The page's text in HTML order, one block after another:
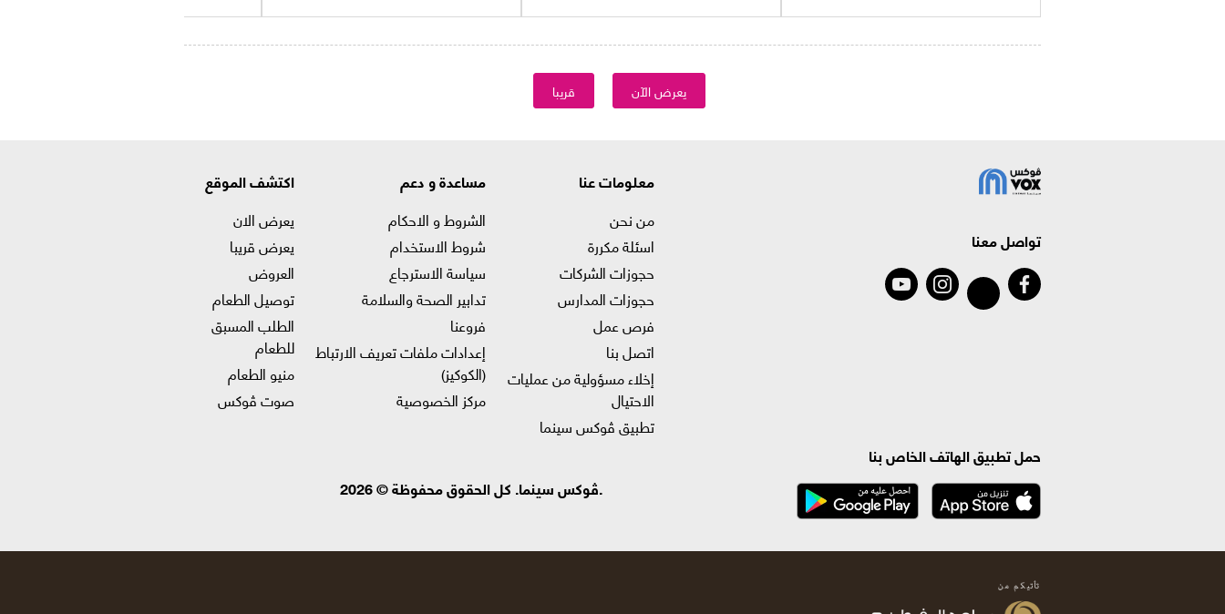
يعرض الآن قريبا
تواصل معنا
معلومات عنا
من نحن
اسئلة مكررة
حجوزات الشركات
حجوزات المدارس
فرص عمل
اتصل بنا
إخلاء مسؤولية من عمليات
الاحتيال
تطبيق ڤوكس سينما
مساعدة و دعم
الشروط و الاحكام
شروط الاستخدام
سياسة الاسترجاع
تدابير الصحة والسلامة
فروعنا
إعدادات ملفات تعريف الارتباط
(الكوكيز)
مركز الخصوصية
اكتشف الموقع
يعرض الان
يعرض قريبا
العروض
توصيل الطعام
الطلب المسبق
للطعام
منيو الطعام
صوت ڤوكس
حمل تطبيق الهاتف الخاص بنا
.ڤوكس سينما. كل الحقوق محفوظة © 2026